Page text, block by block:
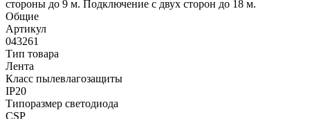
стороны до 9 м. Подключение с двух сторон до 18 м.
Общие
Артикул
043261
Тип товара
Лента
Класс пылевлагозащиты
IP20
Типоразмер светодиода
CSP